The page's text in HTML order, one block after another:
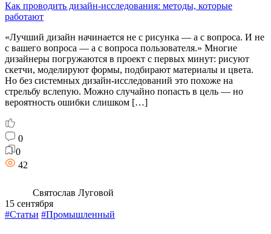
Как проводить дизайн-исследования: методы, которые
работают
«Лучший дизайн начинается не с рисунка — а с вопроса. И не
с вашего вопроса — а с вопроса пользователя.» Многие
дизайнеры погружаются в проект с первых минут: рисуют
скетчи, моделируют формы, подбирают материалы и цвета.
Но без системных дизайн-исследований это похоже на
стрельбу вслепую. Можно случайно попасть в цель — но
вероятность ошибки слишком […]
0
0
42
Святослав Луговой
15 сентября
#Статьи #Промышленный